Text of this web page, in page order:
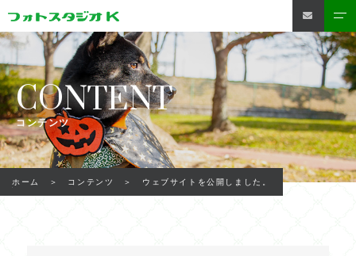
CONTENT
コンテンツ
ホーム コンテンツ ウェブサイトを公開しました。